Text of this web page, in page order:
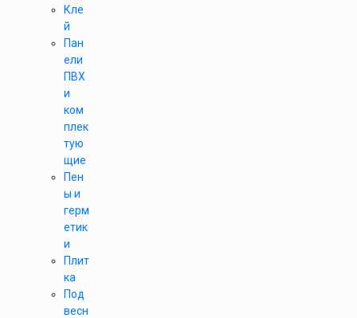
Кле
й
Пан
ели
ПВХ
и
ком
плек
тую
щие
Пен
ы и
герм
етик
и
Плит
ка
Под
весн